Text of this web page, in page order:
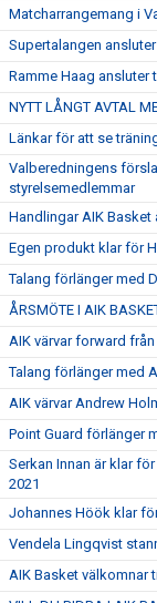
Matcharrangemang i
Supertalangen
Ramme Haag ansluter
NYTT LÅNGT AVTAL
Länkar för att se
Valberedningens
styrelsemedlemmar
Handlingar AIK Basket
Egen produkt klar för
Talang förlänger med
ÅRSMÖTE I AIK
AIK värvar forward
Talang förlänger med
AIK värvar Andrew
Point Guard förlänger
Serkan Innan är klar
2021
Johannes Höök klar
Vendela Lingqvist
AIK Basket välkomnar